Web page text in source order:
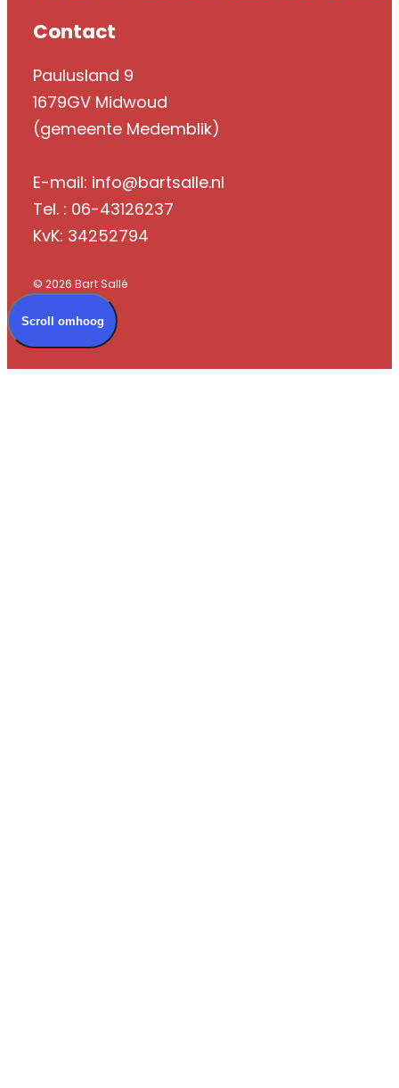
Contact
Paulusland 9
1679GV Midwoud
(gemeente Medemblik)
E-mail: info@bartsalle.nl
Tel. : 06-43126237
KvK: 34252794
© 2026 Bart Sallé
Scroll omhoog